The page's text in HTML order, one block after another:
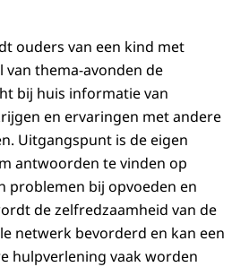
ouders van een kind met
thema-avonden de
bij huis informatie van
en ervaringen met andere
Uitgangspunt is de eigen
antwoorden te vinden op
problemen bij opvoeden en
de zelfredzaamheid van de
netwerk bevorderd en kan een
hulpverlening vaak worden